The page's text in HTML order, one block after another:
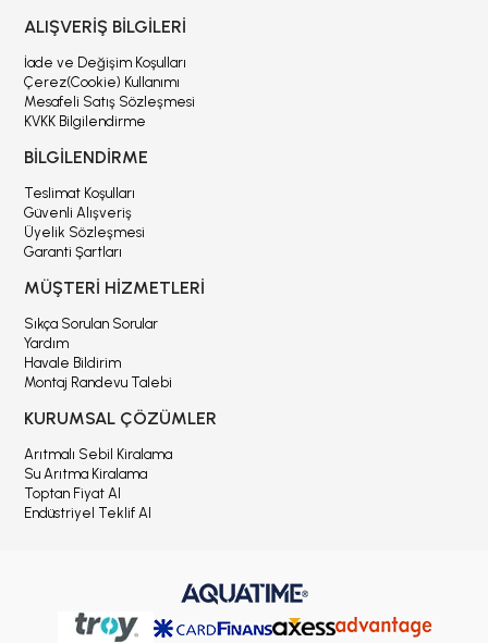
ALIŞVERİŞ BİLGİLERİ
İade ve Değişim Koşulları
Çerez(Cookie) Kullanımı
Mesafeli Satış Sözleşmesi
KVKK Bilgilendirme
BİLGİLENDİRME
Teslimat Koşulları
Güvenli Alışveriş
Üyelik Sözleşmesi
Garanti Şartları
MÜŞTERİ HİZMETLERİ
Sıkça Sorulan Sorular
Yardım
Havale Bildirim
Montaj Randevu Talebi
KURUMSAL ÇÖZÜMLER
Arıtmalı Sebil Kiralama
Su Arıtma Kiralama
Toptan Fiyat Al
Endüstriyel Teklif Al